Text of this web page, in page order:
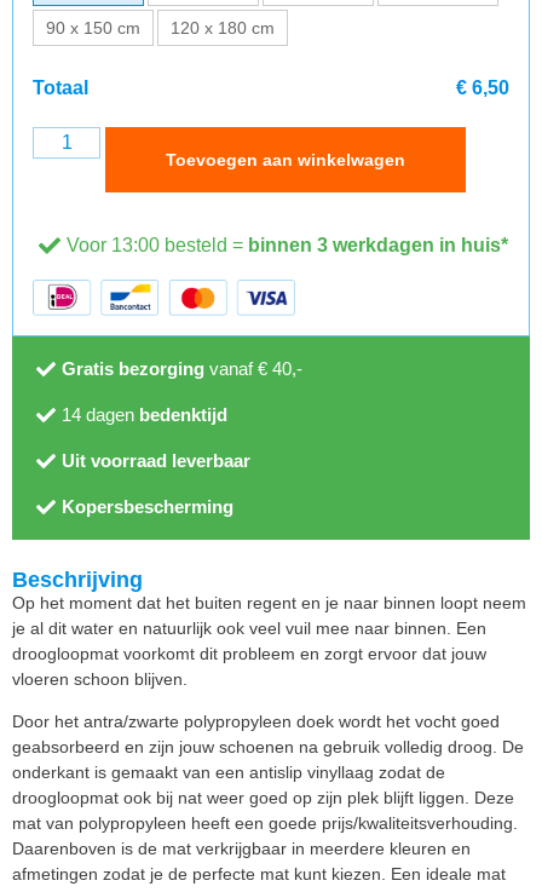
90 x 150 cm 120 x 180 cm
Totaal € 6,50
Toevoegen aan winkelwagen
Voor 13:00 besteld = binnen 3 werkdagen in huis*
Gratis bezorging vanaf € 40,-
14 dagen bedenktijd
Uit voorraad leverbaar
Kopersbescherming
Beschrijving
Op het moment dat het buiten regent en je naar binnen loopt neem
je al dit water en natuurlijk ook veel vuil mee naar binnen. Een
droogloopmat voorkomt dit probleem en zorgt ervoor dat jouw
vloeren schoon blijven.
Door het antra/zwarte polypropyleen doek wordt het vocht goed
geabsorbeerd en zijn jouw schoenen na gebruik volledig droog. De
onderkant is gemaakt van een antislip vinyllaag zodat de
droogloopmat ook bij nat weer goed op zijn plek blijft liggen. Deze
mat van polypropyleen heeft een goede prijs/kwaliteitsverhouding.
Daarenboven is de mat verkrijgbaar in meerdere kleuren en
afmetingen zodat je de perfecte mat kunt kiezen. Een ideale mat